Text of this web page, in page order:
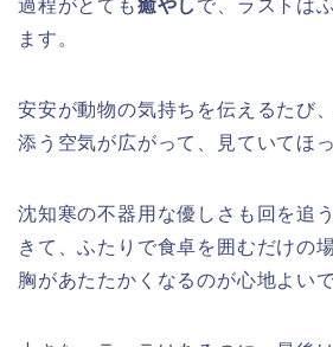
過程がとても癒やし で、ラストは
ます。
安安が動物の気持ちを伝えるたび
添う空気が広がって、見ていてほ
沈知寒の不器用な優しさも回を追
きて、ふたりで食卓を囲むだけの
胸があたたかくなるのが心地よいで